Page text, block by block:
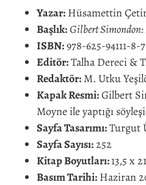
Yazar: Hüsamettin
Başlık:Gilbert Simondon:
ISBN:978-625-94111-8-7
Editör:Talha Dereci &
Redaktör: M. Utku
Kapak Resmi:Gilbert
Moyne ile yaptığı
Sayfa Tasarımı:Turgut
Sayfa Sayısı:252
Kitap Boyutları:13,5 x
Basım Tarihi: Haziran